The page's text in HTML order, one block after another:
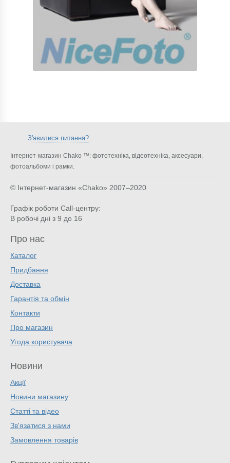
З'явилися питання?
Інтернет-магазин Chako ™: фототехніка, відеотехніка, аксесуари,
фотоальбоми і рамки.
© Інтернет-магазин «Chako» 2007–2020
Графік роботи Call-центру:
В робочі дні з 9 до 16
Про нас
Каталог
Придбання
Доставка
Гарантія та обмін
Контакти
Про магазин
Угода користувача
Новини
Акції
Новини магазину
Статті та відео
Зв'язатися з нами
Замовлення товарів